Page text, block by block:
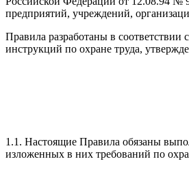
предприятий, учреждений,
Правила разработаны в
инструкций по охране труда,
1.1. Настоящие Правила обязаны
изложенных в них требований по